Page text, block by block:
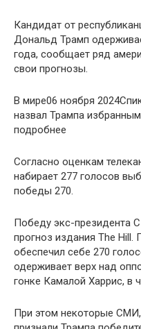
Кандидат от
Дональд Трамп
года, сообщает ряд
свои прогнозы.
В мире06 ноября
назвал Трампа
подробнее
Согласно оценкам
набирает 277 голосов
победы 270.
Победу экс-президента
прогноз издания The
обеспечил себе 270
одерживает верх над
гонке Камалой Харрис, в
При этом некоторые СМИ,